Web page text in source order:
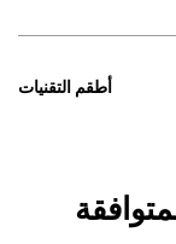
أطقم التقنيات